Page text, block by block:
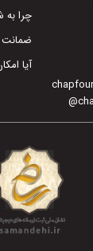
@
چرا به
ضمانت
آیا